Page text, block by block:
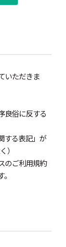
いただきま
良俗に反する
する表記」が
）
のご利用規約